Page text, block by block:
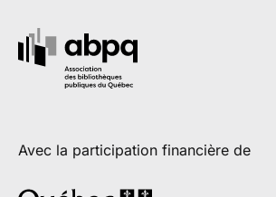
Avec la participation financière de